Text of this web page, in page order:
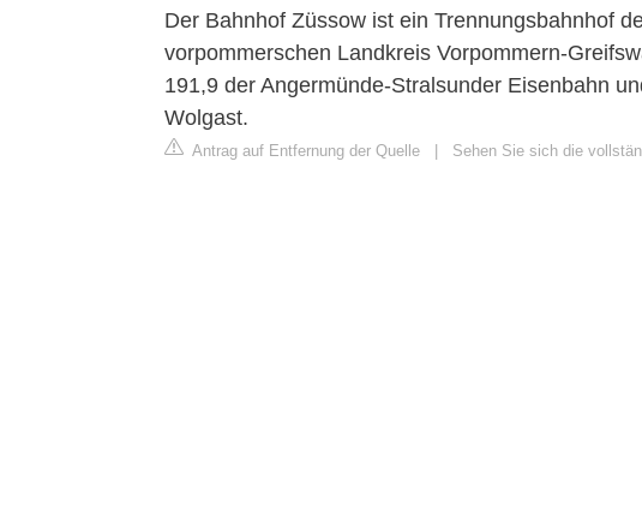
Der Bahnhof Züssow ist ein Trennungsbahnhof
vorpommerschen Landkreis Vorpommern-
191,9 der Angermünde-Stralsunder Eisenbahn
Wolgast.
Antrag auf Entfernung der Quelle Sehen Sie sich die